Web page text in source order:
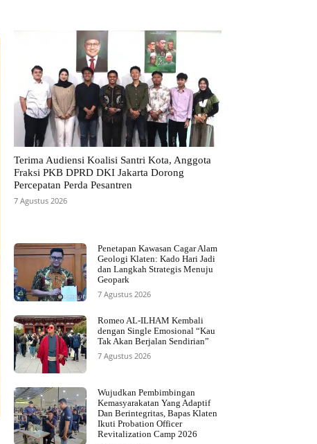
Terima Audiensi Koalisi Santri Kota, Anggota
Fraksi PKB DPRD DKI Jakarta Dorong
Percepatan Perda Pesantren
7 Agustus 2026
Penetapan Kawasan Cagar Alam
Geologi Klaten: Kado Hari Jadi
dan Langkah Strategis Menuju
Geopark
7 Agustus 2026
Romeo AL-ILHAM Kembali
dengan Single Emosional “Kau
Tak Akan Berjalan Sendirian”
7 Agustus 2026
Wujudkan Pembimbingan
Kemasyarakatan Yang Adaptif
Dan Berintegritas, Bapas Klaten
Ikuti Probation Officer
Revitalization Camp 2026